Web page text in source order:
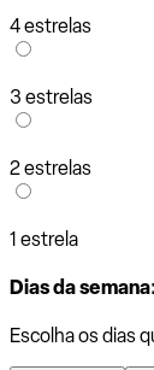
4 estrelas
3 estrelas
2 estrelas
1 estrela
Dias da semana:
Escolha os dias